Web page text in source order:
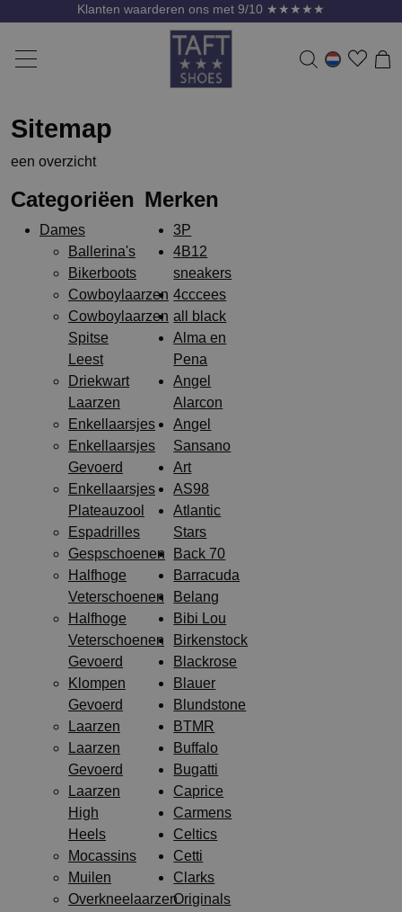
Klanten waarderen ons met 9/10 ★★★★★
Sitemap
een overzicht
Categoriëen
Dames
Ballerina's
Bikerboots
Cowboylaarzen
Cowboylaarzen
Spitse
Leest
Driekwart
Laarzen
Enkellaarsjes
Enkellaarsjes
Gevoerd
Enkellaarsjes
Plateauzool
Espadrilles
Gespschoenen
Halfhoge
Veterschoenen
Halfhoge
Veterschoenen
Gevoerd
Klompen
Gevoerd
Laarzen
Laarzen
Gevoerd
Laarzen
High
Heels
Mocassins
Muilen
Overkneelaarzen
Merken
3P
4B12
sneakers
4cccees
all black
Alma en
Pena
Angel
Alarcon
Angel
Sansano
Art
AS98
Atlantic
Stars
Back 70
Barracuda
Belang
Bibi Lou
Birkenstock
Blackrose
Blauer
Blundstone
BTMR
Buffalo
Bugatti
Caprice
Carmens
Celtics
Cetti
Clarks
Originals